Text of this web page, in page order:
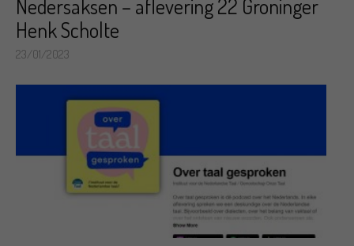
Nedersaksen – aflevering 22 Groninger
Henk Scholte
23/01/2023